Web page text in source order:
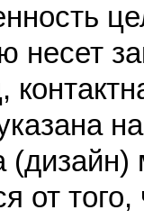
несет
(дизайн)
от